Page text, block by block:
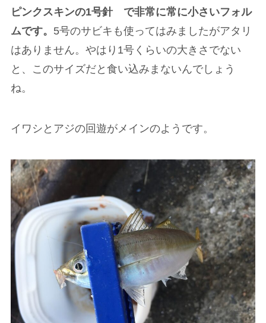
ピンクスキンの1号針 で非常に常に小さいフォル
ムです。 5号のサビキも使ってはみましたがアタリ
はありません。やはり1号くらいの大きさでない
と、このサイズだと食い込みまないんでしょう
ね。
イワシとアジの回遊がメインのようです。